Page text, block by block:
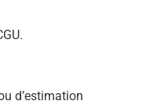
d’estimation